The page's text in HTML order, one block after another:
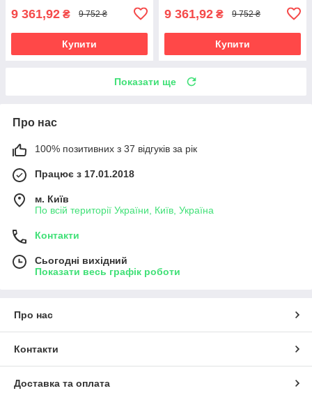
9 361,92 ₴ 9 752 ₴
Купити
9 361,92 ₴ 9 752 ₴
Купити
Показати ще
Про нас
100% позитивних з 37 відгуків за рік
Працює з 17.01.2018
м. Київ
По всій території України, Київ, Україна
Контакти
Сьогодні вихідний
Показати весь графік роботи
Про нас
Контакти
Доставка та оплата